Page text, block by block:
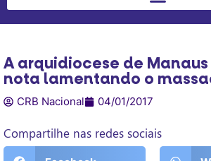
A arquidiocese de
nota lamentando o
CRB Nacional 04/01/2017
Compartilhe nas redes sociais